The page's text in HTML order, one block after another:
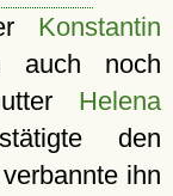
Konstantin
auch noch
Helena
den
ihn